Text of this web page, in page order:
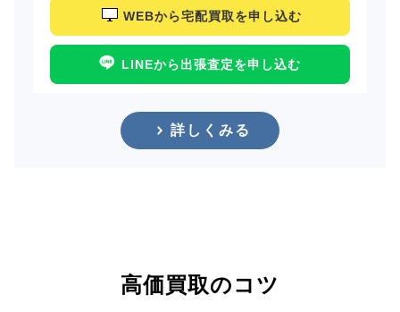
WEBから宅配買取を申し込む
LINEから出張査定を申し込む
詳しくみる
高価買取のコツ